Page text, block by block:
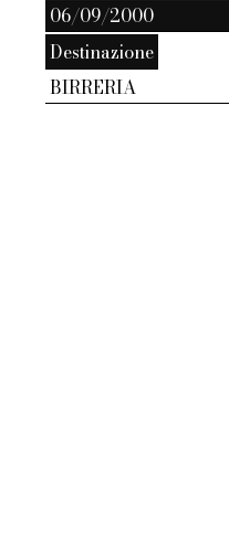
06/09/2000
Destinazione
BIRRERIA